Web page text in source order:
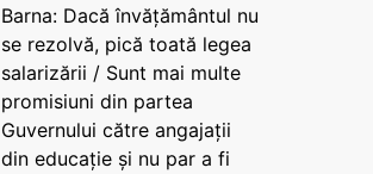
Barna: Dacă învățământul nu
se rezolvă, pică toată legea
salarizării / Sunt mai multe
promisiuni din partea
Guvernului către angajații
din educație și nu par a fi